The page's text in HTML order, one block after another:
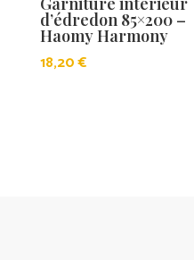
d’édredon 85×200 –
Haomy Harmony
18,20€